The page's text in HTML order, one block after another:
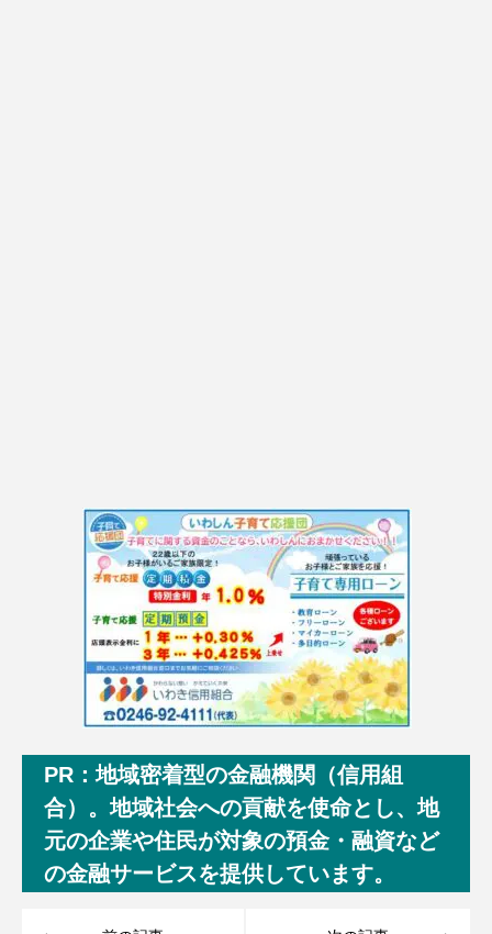
PR：地域密着型の金融機関（信用組
合）。地域社会への貢献を使命とし、地
元の企業や住民が対象の預金・融資など
の金融サービスを提供しています。